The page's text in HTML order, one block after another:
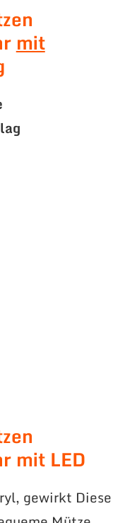
mit
mit LED
gewirkt Diese